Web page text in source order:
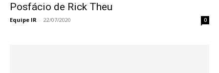
Posfácio de Rick Theu
Equipe IR - 22/07/2020 0